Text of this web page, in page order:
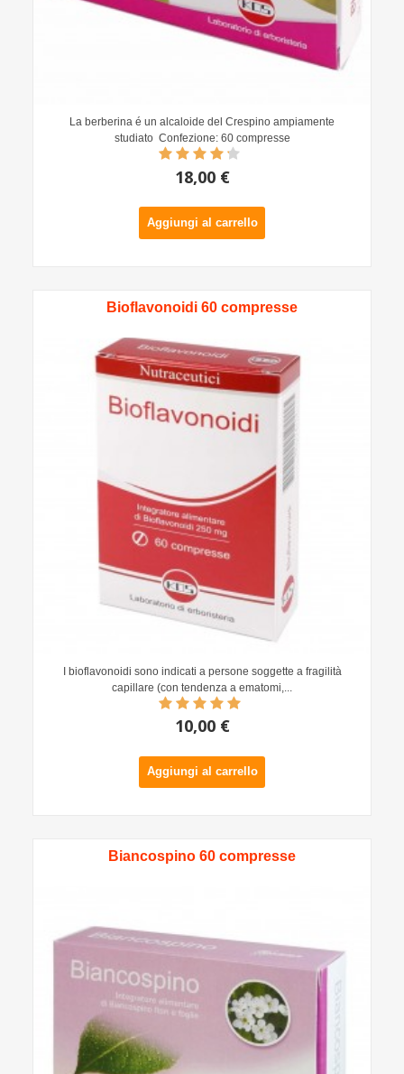
La berberina é un alcaloide del Crespino ampiamente
studiato Confezione: 60 compresse
18,00 €
Aggiungi al carrello
Bioflavonoidi 60 compresse
I bioflavonoidi sono indicati a persone soggette a fragilità
capillare (con tendenza a ematomi,...
10,00 €
Aggiungi al carrello
Biancospino 60 compresse